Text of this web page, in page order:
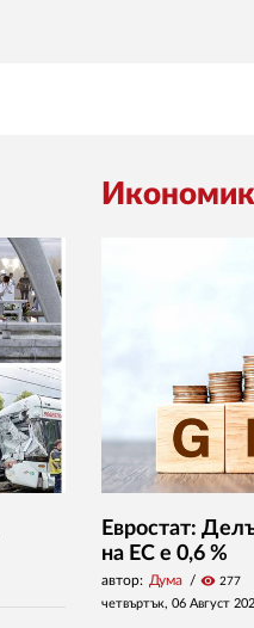
Евростат:
на ЕС е 0,6 %
автор: Дума visibility 277
четвъртък, 06 Август